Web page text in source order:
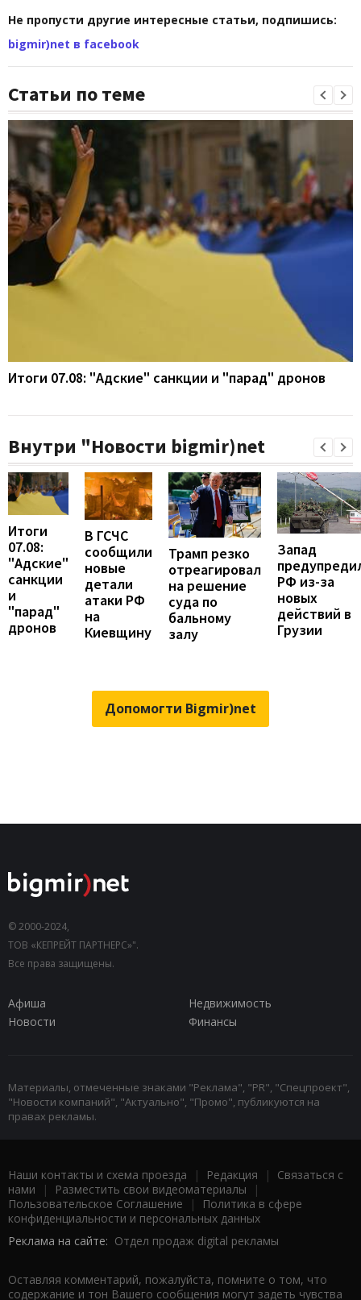
Не пропусти другие интересные статьи, подпишись:
bigmir)net в facebook
Статьи по теме
Итоги 07.08: "Адские" санкции и "парад" дронов
Внутри "Новости bigmir)net
Итоги
07.08:
"Адские"
санкции
и
"парад"
дронов
В ГСЧС
сообщили
новые
детали
атаки РФ
на
Киевщину
Трамп резко
отреагировал
на решение
суда по
бальному
залу
Запад
РФ из-за
новых
действий в
Грузии
Допомогти Bigmir)net
© 2000-2024,
ТОВ «КЕПРЕЙТ ПАРТНЕРС»".
Все права защищены.
Афиша
Недвижимость
Новости
Финансы
Материалы, отмеченные знаками "Реклама", "PR", "Спецпроект",
"Новости компаний", "Актуально", "Промо", публикуются на
правах рекламы.
Наши контакты и схема проезда | Редакция | Связаться с
нами | Разместить свои видеоматериалы |
Пользовательское Соглашение |
Политика в сфере
конфиденциальности и персональных данных
Реклама на сайте: Отдел продаж digital рекламы
Оставляя комментарий, пожалуйста, помните о том, что
содержание и тон Вашего сообщения могут задеть чувства